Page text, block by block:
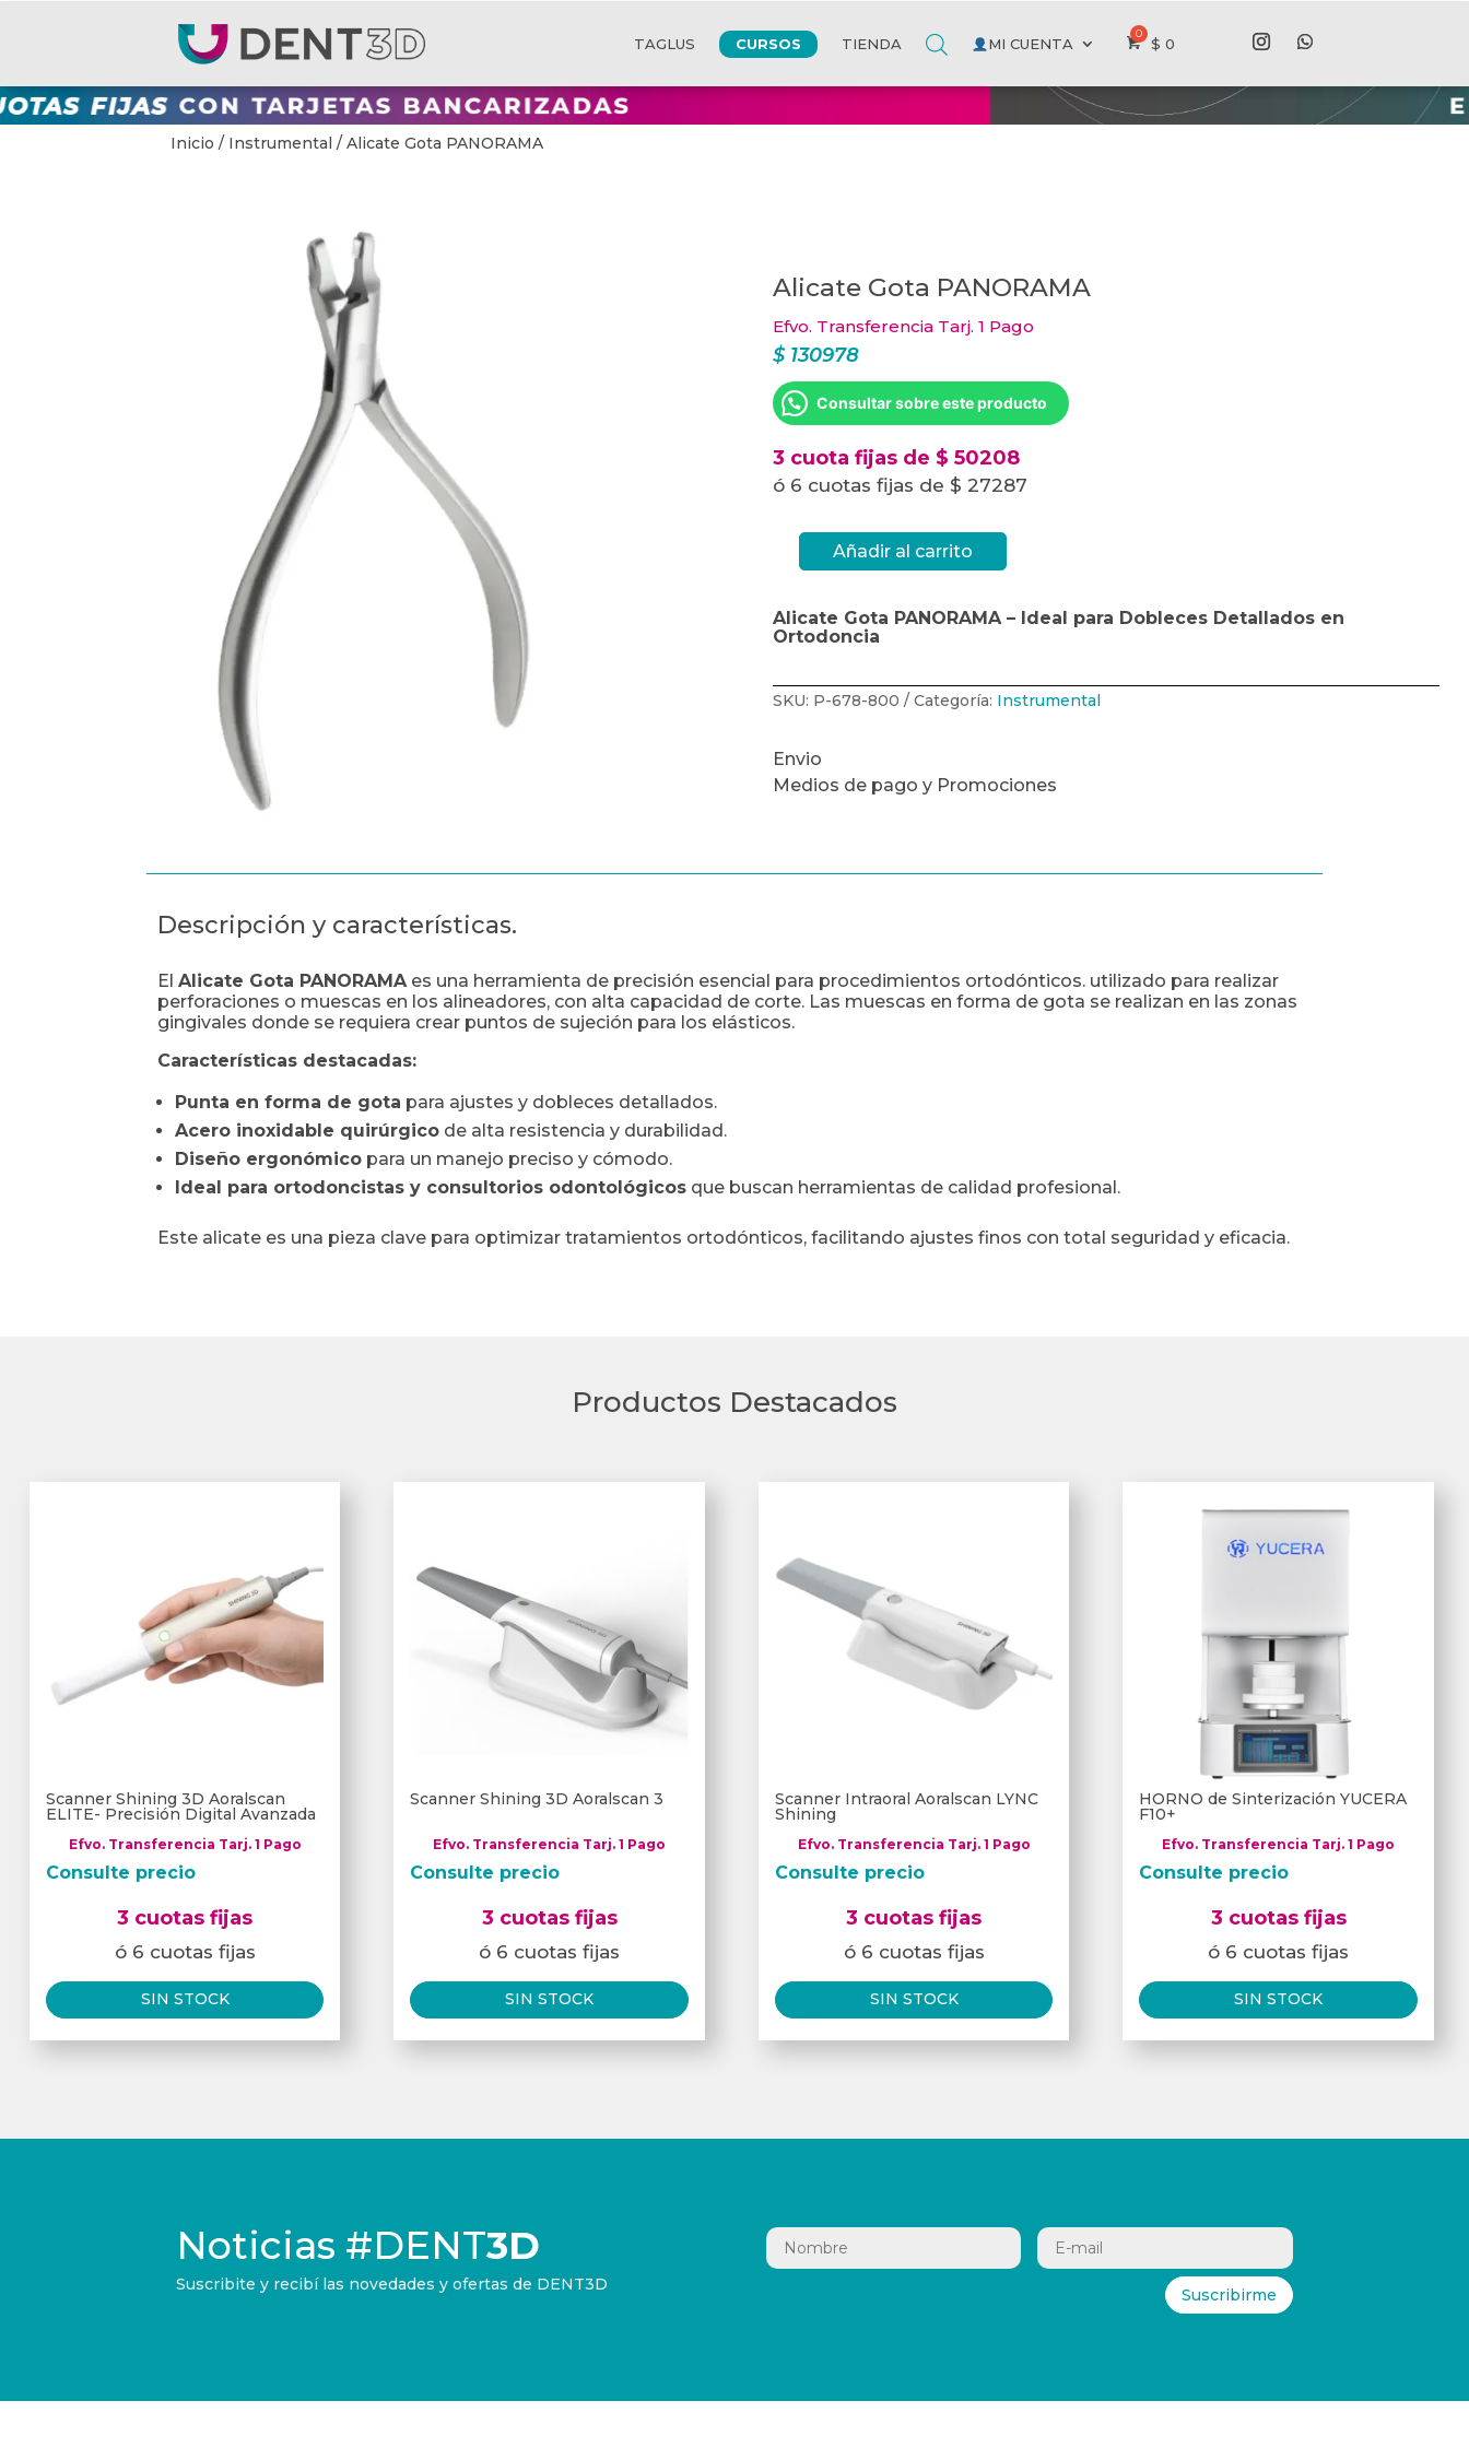
TAGLUS CURSOS TIENDA MI CUENTA $ 0
Inicio / Instrumental / Alicate Gota PANORAMA
Alicate Gota PANORAMA
Efvo. Transferencia Tarj. 1 Pago
$130978
Consultar sobre este producto
3 cuota fijas de $ 50208
ó 6 cuotas fijas de $ 27287
Alicate
Gota
Añadir al carrito
Alicate Gota PANORAMA – Ideal para Dobleces Detallados en
Ortodoncia
SKU: P-678-800 Categoría: Instrumental
Envio
Medios de pago y Promociones
Descripción y características.
ElAlicate Gota PANORAMAes una herramienta de precisión esencial para procedimientos ortodónticos. utilizado para realizar
perforaciones o muescas en los alineadores, con alta capacidad de corte. Las muescas en forma de gota se realizan en las zonas
gingivales donde se requiera crear puntos de sujeción para los elásticos.
Características destacadas:
Punta en forma de gota para ajustes y dobleces detallados.
Acero inoxidable quirúrgico de alta resistencia y durabilidad.
Diseño ergonómico para un manejo preciso y cómodo.
Ideal para ortodoncistas y consultorios odontológicos que buscan herramientas de calidad profesional.
Este alicate es una pieza clave para optimizar tratamientos ortodónticos, facilitando ajustes finos con total seguridad y eficacia.
Productos Destacados
Scanner Shining 3D Aoralscan
ELITE- Precisión Digital Avanzada
Efvo. Transferencia Tarj. 1 Pago
Consulte precio
3 cuotas fijas
ó 6 cuotas fijas
SIN STOCK
Scanner Shining 3D Aoralscan 3
Efvo. Transferencia Tarj. 1 Pago
Consulte precio
3 cuotas fijas
ó 6 cuotas fijas
SIN STOCK
Scanner Intraoral Aoralscan LYNC
Shining
Efvo. Transferencia Tarj. 1 Pago
Consulte precio
3 cuotas fijas
ó 6 cuotas fijas
SIN STOCK
HORNO de Sinterización YUCERA
F10+
Efvo. Transferencia Tarj. 1 Pago
Consulte precio
3 cuotas fijas
ó 6 cuotas fijas
SIN STOCK
Noticias #DENT3D
Suscribite y recibí las novedades y ofertas de DENT3D
Suscribirme